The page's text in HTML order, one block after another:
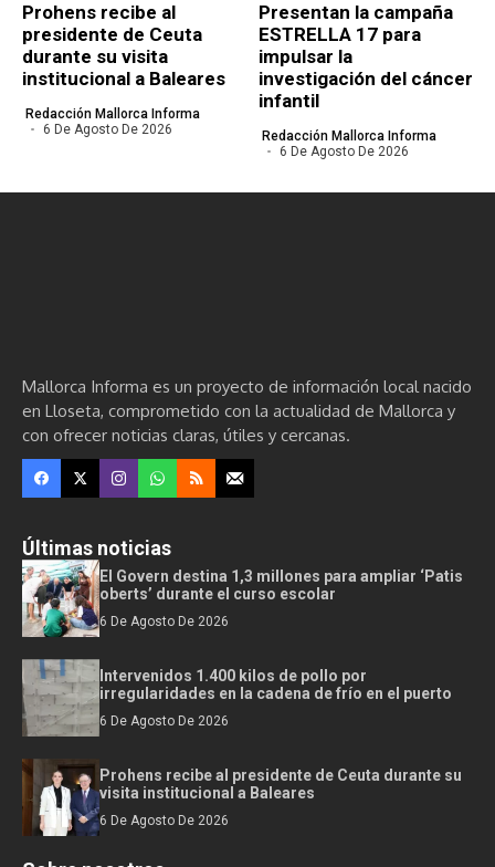
Prohens recibe al
presidente de Ceuta
durante su visita
institucional a Baleares
Redacción Mallorca Informa
6 De Agosto De 2026
Presentan la campaña
ESTRELLA 17 para
impulsar la
investigación del cáncer
infantil
Redacción Mallorca Informa
6 De Agosto De 2026
Mallorca Informa es un proyecto de información local nacido
en Lloseta, comprometido con la actualidad de Mallorca y
con ofrecer noticias claras, útiles y cercanas.
Últimas noticias
El Govern destina 1,3 millones para ampliar ‘Patis
oberts’ durante el curso escolar
6 De Agosto De 2026
Intervenidos 1.400 kilos de pollo por
irregularidades en la cadena de frío en el puerto
6 De Agosto De 2026
Prohens recibe al presidente de Ceuta durante su
visita institucional a Baleares
6 De Agosto De 2026